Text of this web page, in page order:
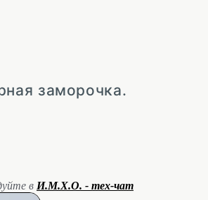
заморочка.
в И.М.Х.О. - тех-чат